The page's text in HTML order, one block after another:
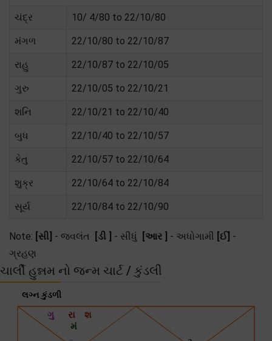
ચંદ્ર 10/ 4/80 to 22/10/80
મંગળ 22/10/80 to 22/10/87
રાહુ 22/10/87 to 22/10/05
ગુરુ 22/10/05 to 22/10/21
શનિ 22/10/21 to 22/10/40
બુધ 22/10/40 to 22/10/57
કેતુ 22/10/57 to 22/10/64
શુક્ર 22/10/64 to 22/10/84
સૂર્ય 22/10/84 to 22/10/90
Note: [સી] - જ્વલંત [ડી ] - સીધું [આર ] - અધોગામી [ઈ] -
ગ્રહણ
ચાર્લી હુન્નમ નો જન્મ ચાર્ટ / કુંડલી